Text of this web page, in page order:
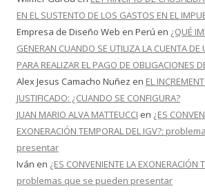
EN EL SUSTENTO DE LOS GASTOS EN EL
Empresa de Diseño Web en Perú en ¿QUÉ
GENERAN CUANDO SE UTILIZA LA CUENTA DE
PARA REALIZAR EL PAGO DE OBLIGACIONES
Alex Jesus Camacho Nuñez en EL
JUSTIFICADO: ¿CUANDO SE CONFIGURA?
JUAN MARIO ALVA MATTEUCCI en ¿ES
EXONERACIÓN TEMPORAL DEL IGV?:
presentar
Iván en ¿ES CONVENIENTE LA EXONERACIÓN
problemas que se pueden presentar